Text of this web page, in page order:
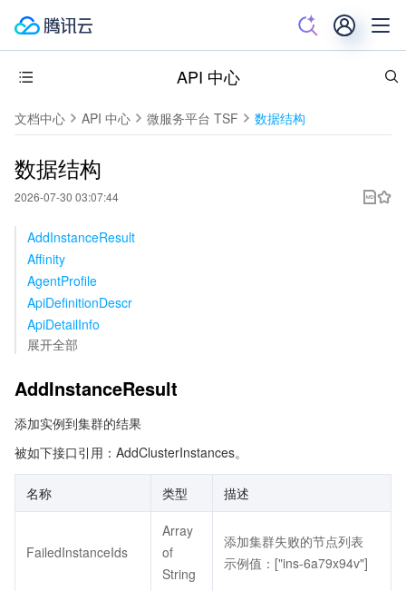
API 中心
文档中心 API 中心 微服务平台 TSF 数据结构
数据结构
2026-07-30 03:07:44
AddInstanceResult
Affinity
AgentProfile
ApiDefinitionDescr
ApiDetailInfo
展开全部
AddInstanceResult
添加实例到集群的结果
被如下接口引用：AddClusterInstances。
名称 类型 描述
FailedInstanceIds
Array
of
String
添加集群失败的节点列表
示例值：["ins-6a79x94v"]